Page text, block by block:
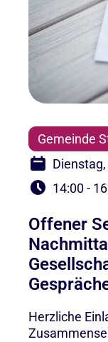
Gemeinde
14:00 -
Offener
Herzliche